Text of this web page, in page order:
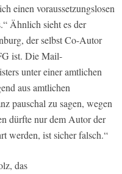
einen voraussetzungslosen
Ähnlich sieht es der
der selbst Co-Autor
ist. Die Mail-
unter einer amtlichen
aus amtlichen
pauschal zu sagen, wegen
dürfte nur dem Autor der
werden, ist sicher falsch.“
das